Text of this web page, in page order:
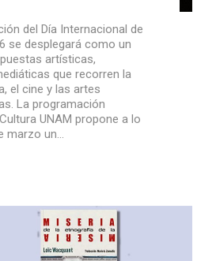
del Día Internacional de
se desplegará como un
artísticas,
que recorren la
el cine y las artes
La programación
UNAM propone a lo
marzo un…